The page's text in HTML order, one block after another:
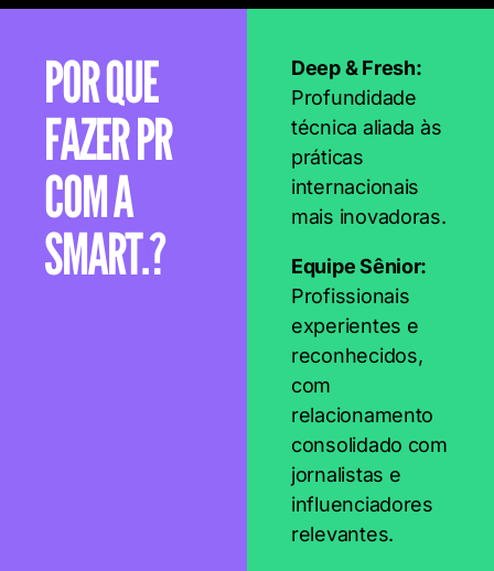
POR QUE
FAZER PR
COM A
SMART.?
Deep & Fresh:
Profundidade
técnica aliada às
práticas
internacionais
mais inovadoras.
Equipe Sênior:
Profissionais
experientes e
reconhecidos,
com
relacionamento
consolidado com
jornalistas e
influenciadores
relevantes.